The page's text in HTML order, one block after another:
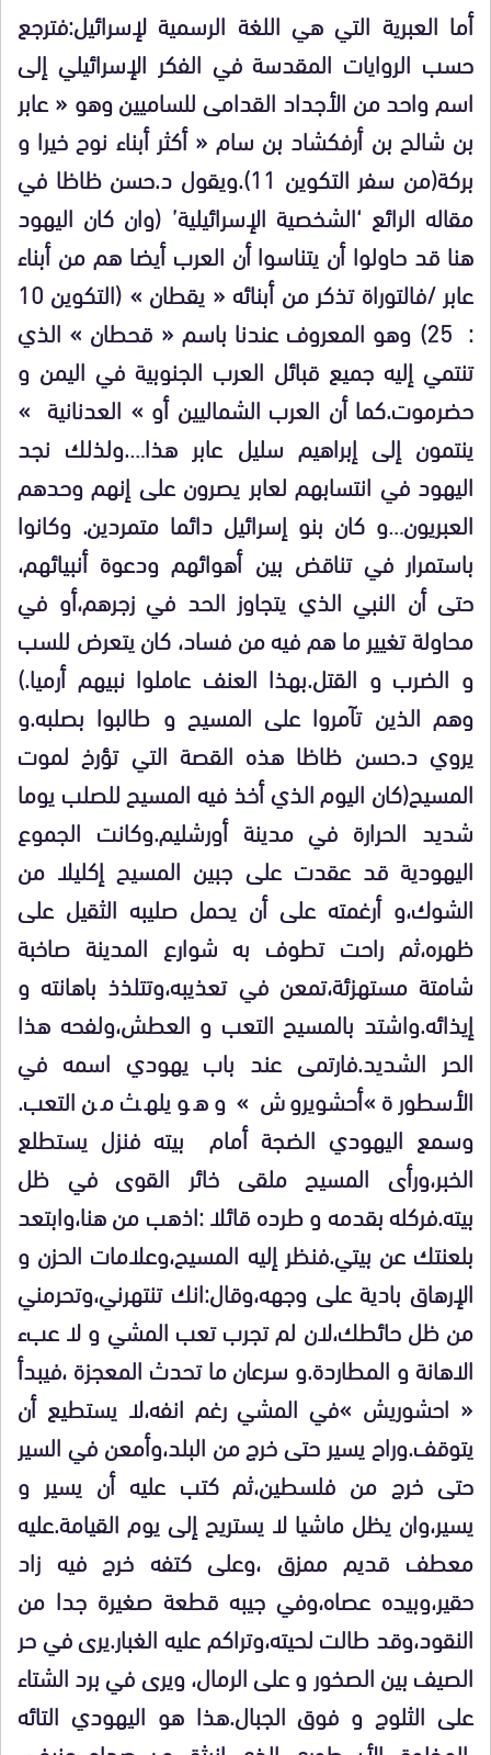
أما العبرية التي هي اللغة الرسمية لإسرائيل:فترجع
حسب الروايات المقدسة في الفكر الإسرائيلي إلى
اسم واحد من الأجداد القدامى للساميين وهو « عابر
بن شالح بن أرفكشاد بن سام « أكثر أبناء نوح خيرا و
بركة(من سفر التكوين 11).ويقول د.حسن ظاظا في
مقاله الرائع ‘الشخصية الإسرائيلية’ (وان كان اليهود
هنا قد حاولوا أن يتناسوا أن العرب أيضا هم من أبناء
عابر /فالتوراة تذكر من أبنائه « يقطان » (التكوين 10
: 25) وهو المعروف عندنا باسم « قحطان » الذي
تنتمي إليه جميع قبائل العرب الجنوبية في اليمن و
حضرموت.كما أن العرب الشماليين أو » العدنانية »
ينتمون إلى إبراهيم سليل عابر هذا….ولذلك نجد
اليهود في انتسابهم لعابر يصرون على إنهم وحدهم
العبريون…و كان بنو إسرائيل دائما متمردين. وكانوا
باستمرار في تناقض بين أهوائهم ودعوة أنبيائهم،
حتى أن النبي الذي يتجاوز الحد في زجرهم،أو في
محاولة تغيير ما هم فيه من فساد، كان يتعرض للسب
و الضرب و القتل.بهذا العنف عاملوا نبيهم أرميا.)
وهم الذين تآمروا على المسيح و طالبوا بصلبه.و
يروي د.حسن ظاظا هذه القصة التي تؤرخ لموت
المسيح(كان اليوم الذي أخذ فيه المسيح للصلب يوما
شديد الحرارة في مدينة أورشليم.وكانت الجموع
اليهودية قد عقدت على جبين المسيح إكليلا من
الشوك،و أرغمته على أن يحمل صليبه الثقيل على
ظهره،ثم راحت تطوف به شوارع المدينة صاخبة
شامتة مستهزئة،تمعن في تعذيبه،وتتلذذ باهانته و
إيذائه.واشتد بالمسيح التعب و العطش،ولفحه هذا
الحر الشديد.فارتمى عند باب يهودي اسمه في
الأسطورة »أحشويروش » و هو يلهث من التعب.
وسمع اليهودي الضجة أمام بيته فنزل يستطلع
الخبر،ورأى المسيح ملقى خائر القوى في ظل
بيته.فركله بقدمه و طرده قائلا :اذهب من هنا،وابتعد
بلعنتك عن بيتي.فنظر إليه المسيح،وعلامات الحزن و
الإرهاق بادية على وجهه،وقال:انك تنتهرني،وتحرمني
من ظل حائطك،لان لم تجرب تعب المشي و لا عبء
الاهانة و المطاردة.و سرعان ما تحدث المعجزة ،فيبدأ
« احشوريش »في المشي رغم انفه،لا يستطيع أن
يتوقف.وراح يسير حتى خرج من البلد،وأمعن في السير
حتى خرج من فلسطين،ثم كتب عليه أن يسير و
يسير،وان يظل ماشيا لا يستريح إلى يوم القيامة.عليه
معطف قديم ممزق ،وعلى كتفه خرج فيه زاد
حقير،وبيده عصاه،وفي جيبه قطعة صغيرة جدا من
النقود،وقد طالت لحيته،وتراكم عليه الغبار.يرى في حر
الصيف بين الصخور و على الرمال، ويرى في برد الشتاء
على الثلوج و فوق الجبال.هذا هو اليهودي التائه